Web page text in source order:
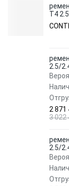
T4
2.5/
2 871
3 022
2.5/